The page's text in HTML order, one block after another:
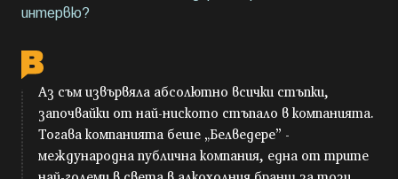
интервю?
Аз съм извървяла абсолютно всички стъпки,
започвайки от най-ниското стъпало в компанията.
Тогава компанията беше „Белведере” -
международна публична компания, една от трите